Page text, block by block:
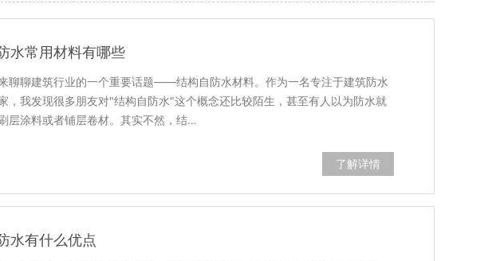
水常用材料有哪些
聊聊建筑行业的一个重要话题——结构自防水材料。作为一名专注于建筑防水
，我发现很多朋友对"结构自防水"这个概念还比较陌生，甚至有人以为防水就
层涂料或者铺层卷材。其实不然，结…
了解详情
水有什么优点